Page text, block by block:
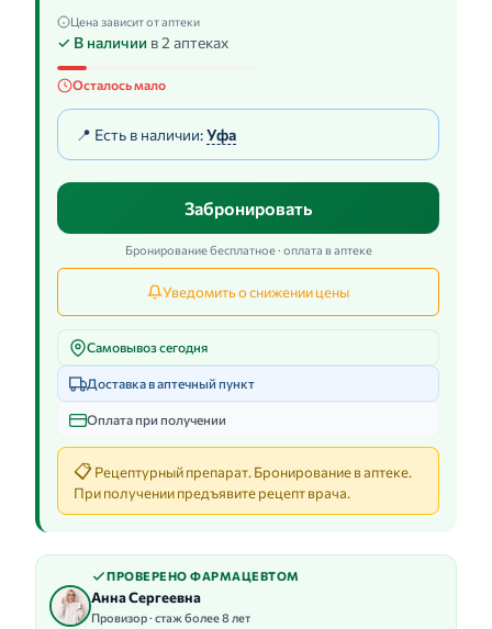
Цена зависит от аптеки
✓ В наличии в 2 аптеках
Осталось мало
📍 Есть в наличии:Уфа
Забронировать
Бронирование бесплатное · оплата в аптеке
Уведомить о снижении цены
Самовывоз сегодня
Доставка в аптечный пункт
Оплата при получении
📋Рецептурный препарат. Бронирование в аптеке.
При получении предъявите рецепт врача.
ПРОВЕРЕНО ФАРМАЦЕВТОМ
Анна Сергеевна
Провизор · стаж более 8 лет